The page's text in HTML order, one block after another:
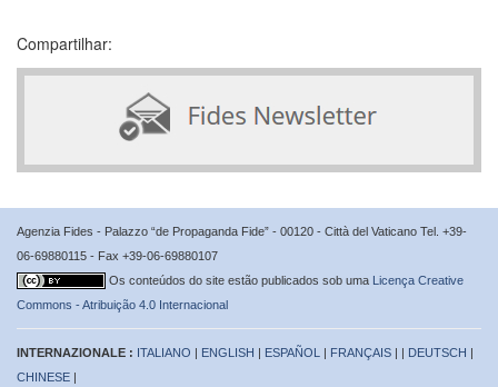
Compartilhar:
Agenzia Fides - Palazzo “de Propaganda Fide” - 00120 - Città del Vaticano Tel. +39-
06-69880115 - Fax +39-06-69880107
Os conteúdos do site estão publicados sob uma Licença Creative
Commons - Atribuição 4.0 Internacional
INTERNAZIONALE : ITALIANO | ENGLISH | ESPAÑOL | FRANÇAIS | | DEUTSCH |
CHINESE |